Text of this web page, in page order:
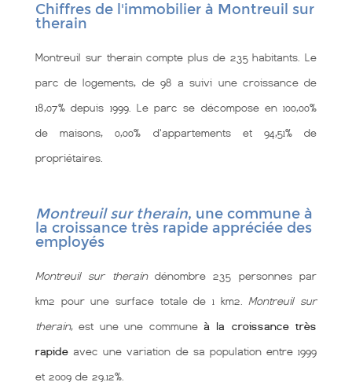
Chiffres de l'immobilier à Montreuil sur
therain
Montreuil sur therain compte plus de 235 habitants. Le
parc de logements, de 98 a suivi une croissance de
18,07% depuis 1999. Le parc se décompose en 100,00%
de maisons, 0,00% d'appartements et 94,51% de
propriétaires.
Montreuil sur therain, une commune à
la croissance très rapide appréciée des
employés
Montreuil sur theraindénombre 235 personnes par
km2 pour une surface totale de 1 km2. Montreuil sur
therain, est une une commune à la croissance très
rapide avec une variation de sa population entre 1999
et 2009 de 29.12%.